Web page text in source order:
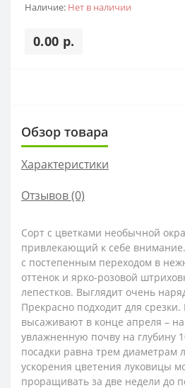
Наличие: Нет в наличии
0.00 р.
Обзор товара
Характеристики
Отзывов (0)
Сорт с цветками необычной
привлекающий к себе внимание.
с постепенным переходом в
оттенок и ярко-розовой
лепестков. Выглядит очень
Прекрасно подходит для срезки.
высаживают в конце апреля –
увлажненную почву на глубину
посадки равна трем диаметрам
ускорения цветения луковицы
проращивать за две недели до